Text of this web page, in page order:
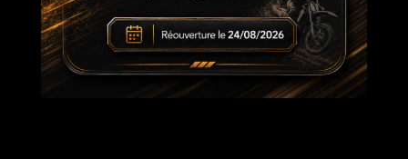
TEM-Technologies doit faire tous les efforts possibles pour
protéger ses systèmes contre toute forme d’utilisation illicite.
TEM-Technologies doit mettre en œuvre les mesures
techniques et organisationnelles appropriées à cette fin, en
tenant compte, entre autres, de l’état de l’art. Toutefois, il ne